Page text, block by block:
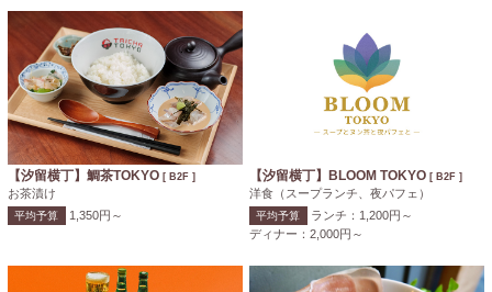
【汐留横丁】鯛茶TOKYO [ B2F ]
お茶漬け
平均予算 1,350円～
【汐留横丁】BLOOM TOKYO [ B2F ]
洋食（スープランチ、夜パフェ）
平均予算
ランチ：1,200円～
ディナー：2,000円～